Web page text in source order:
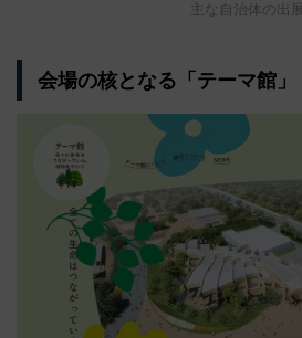
主な自治体の出展
会場の核となる「テーマ館」